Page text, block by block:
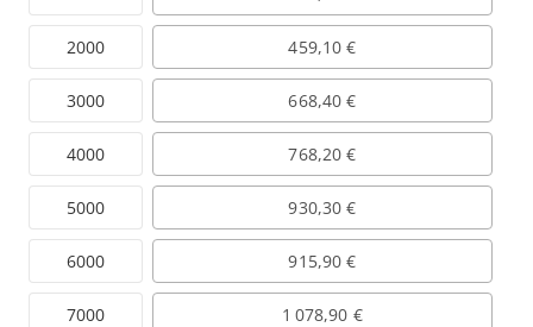
2000
3000
4000
5000
6000
7000
459,10 €
668,40 €
768,20 €
930,30 €
915,90 €
1 078,90 €